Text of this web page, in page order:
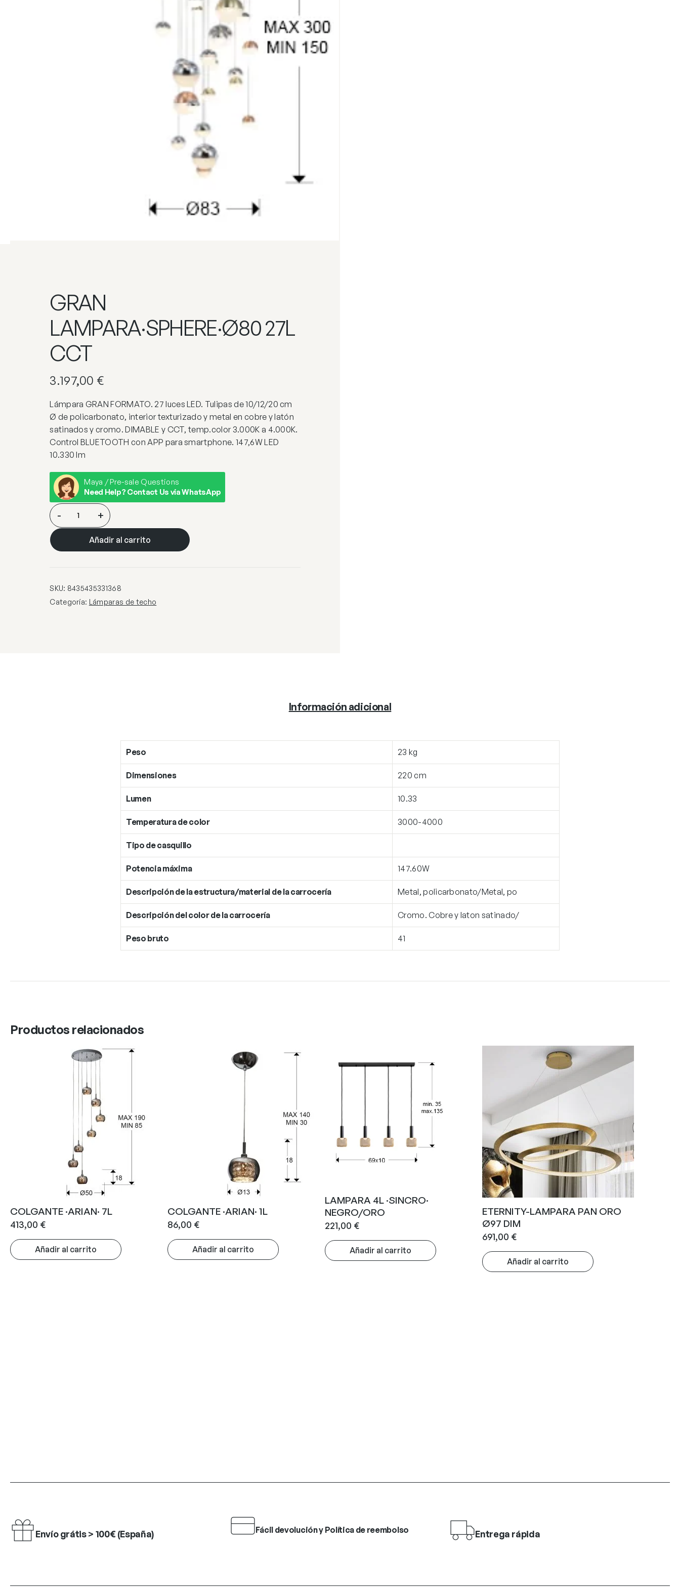
GRAN
LAMPARA·SPHERE·Ø80 27L
CCT
3.197,00 €
Lámpara GRAN FORMATO. 27 luces LED. Tulipas de 10/12/20 cm
Ø de policarbonato, interior texturizado y metal en cobre y latón
satinados y cromo. DIMABLE y CCT, temp.color 3.000K a 4.000K.
Control BLUETOOTH con APP para smartphone. 147,6W LED
10.330 lm
Maya / Pre-sale Questions
Need Help? Contact Us via WhatsApp
GRAN
LAMPARA·SPHERE·Ø80
27L
CCT
- +
Añadir al carrito
SKU: 8435435331368
Categoría: Lámparas de techo
Información adicional
Peso 23 kg
Dimensiones 220 cm
Lumen 10.33
Temperatura de color 3000-4000
Tipo de casquillo
Potencia máxima 147.60W
Descripción de la estructura/material de la carrocería Metal, policarbonato/Metal, po
Descripción del color de la carrocería Cromo. Cobre y laton satinado/
Peso bruto 41
Productos relacionados
COLGANTE ·ARIAN· 7L
413,00 €
Añadir al carrito
COLGANTE ·ARIAN· 1L
86,00 €
Añadir al carrito
LAMPARA 4L ·SINCRO·
NEGRO/ORO
221,00 €
Añadir al carrito
ETERNITY-LAMPARA PAN ORO
Ø97 DIM
691,00 €
Añadir al carrito
Envío grátis > 100€ (España) Fácil devolución y Política de reembolso Entrega rápida